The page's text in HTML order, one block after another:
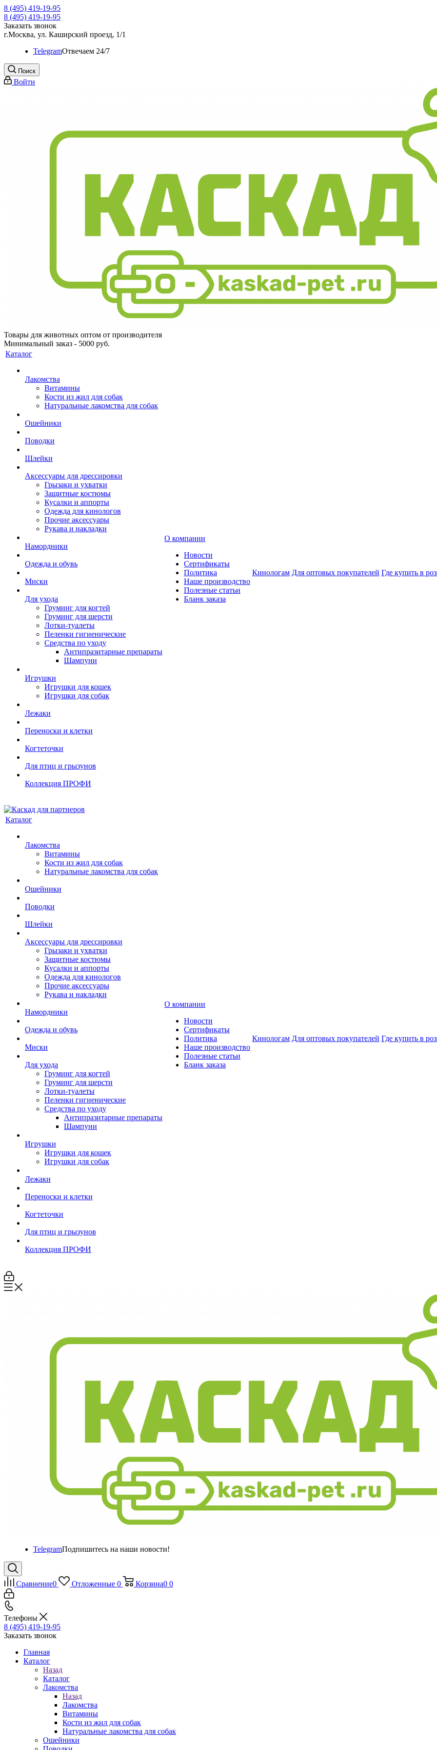
8 (495) 419-19-95
8 (495) 419-19-95
Заказать звонок
г.Москва, ул. Каширский проезд, 1/1
TelegramOтвечаем 24/7
Поиск
Войти
Товары для животных оптом от производителя
Минимальный заказ - 5000 руб.
Каталог
Лакомства
Витамины
Кости из жил для собак
Натуральные лакомства для собак
Ошейники
Поводки
Шлейки
Аксессуары для дрессировки
Грызаки и ухватки
Защитные костюмы
Кусалки и аппорты
Одежда для кинологов
Прочие аксессуары
Рукава и накладки
Намордники
Одежда и обувь
Миски
Для ухода
Груминг для когтей
Груминг для шерсти
Лотки-туалеты
Пеленки гигиенические
Средства по уходу
Антипразитарные препараты
Шампуни
Игрушки
Игрушки для кошек
Игрушки для собак
Лежаки
Переноски и клетки
Когтеточки
Для птиц и грызунов
Коллекция ПРОФИ
О компании
Новости
Сертификаты
Политика
Наше производство
Полезные статьи
Бланк заказа
Кинологам Для оптовых покупателей Где купить в
Каталог
Лакомства
Витамины
Кости из жил для собак
Натуральные лакомства для собак
Ошейники
Поводки
Шлейки
Аксессуары для дрессировки
Грызаки и ухватки
Защитные костюмы
Кусалки и аппорты
Одежда для кинологов
Прочие аксессуары
Рукава и накладки
Намордники
Одежда и обувь
Миски
Для ухода
Груминг для когтей
Груминг для шерсти
Лотки-туалеты
Пеленки гигиенические
Средства по уходу
Антипразитарные препараты
Шампуни
Игрушки
Игрушки для кошек
Игрушки для собак
Лежаки
Переноски и клетки
Когтеточки
Для птиц и грызунов
Коллекция ПРОФИ
О компании
Новости
Сертификаты
Политика
Наше производство
Полезные статьи
Бланк заказа
Кинологам Для оптовых покупателей Где купить в
TelegramПодпишитесь на наши новости!
Сравнение0 Отложенные 0 Корзина0 0
Телефоны
8 (495) 419-19-95
Заказать звонок
Главная
Каталог
Назад
Каталог
Лакомства
Назад
Лакомства
Витамины
Кости из жил для собак
Натуральные лакомства для собак
Ошейники